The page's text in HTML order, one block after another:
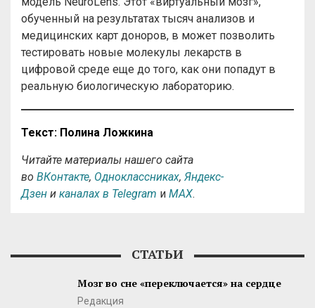
обученный на результатах тысяч анализов и
медицинских карт доноров, в может позволить
тестировать новые молекулы лекарств в
цифровой среде еще до того, как они попадут в
реальную биологическую лабораторию.
Текст: Полина Ложкина
Читайте материалы нашего сайта
во ВКонтакте, Одноклассниках, Яндекс-
Дзен и каналах в Telegram и MAX.
СТАТЬИ
Мозг во сне «переключается» на сердце
Редакция